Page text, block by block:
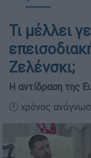
Τι μέλλει
Ζελένσκι;
Η αντίδραση της
🕛 χρόνος